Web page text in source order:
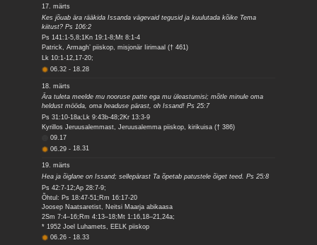
17. märts
Kes jõuab ära rääkida Issanda vägevaid tegusid ja kuulutada kõike Tema
kiitust? Ps 106:2
Ps 141:1-5,8;1Kn 19:1-8;Mt 8:1-4
Patrick, Armagh’ piiskop, misjonär Iirimaal († 461)
Lk 10:1-12,17-20;
06.32- 18.28
18. märts
Ära tuleta meelde mu nooruse patte ega mu üleastumisi; mõtle minule oma
heldust mööda, oma headuse pärast, oh Issand! Ps 25:7
Ps 31:10-18a;Lk 9:43b-48;2Kr 13:3-9
Kyrillos Jeruusalemmast, Jeruusalemma piiskop, kirikuisa († 386)
09.17
06.29-18.31
19. märts
Hea ja õiglane on Issand; sellepärast Ta õpetab patustele õiget teed. Ps 25:8
Ps 42:7-12;Ap 28:7-9;
Õhtul: Ps 18:47-51;Rm 16:17-20
Joosep Naatsaretist, Neitsi Maarja abikaasa
2Sm 7:4–16;Rm 4:13–18;Mt 1:16,18–21,24a;
* 1952 Joel Luhamets, EELK piiskop
06.26-18.33